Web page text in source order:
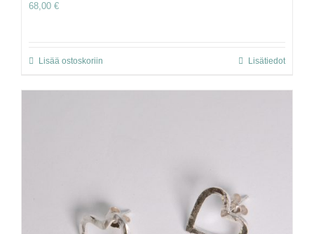
68,00 €
Lisää ostoskoriin Lisätiedot